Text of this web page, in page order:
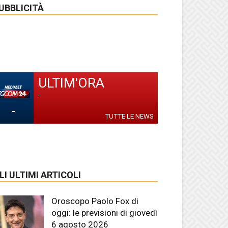
-
ULTIM'ORA
-
TUTTE LE NEWS
ULTIMI ARTICOLI
Oroscopo Paolo Fox di
oggi: le previsioni di giovedì
6 agosto 2026